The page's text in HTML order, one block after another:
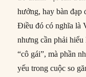
hưởng, hay bàn đạp
Điều đó có nghĩa là
nhưng cần phải
“cô gái”, mà phần
yếu trong cuộc so